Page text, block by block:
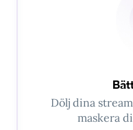
Dölj dina
maskera